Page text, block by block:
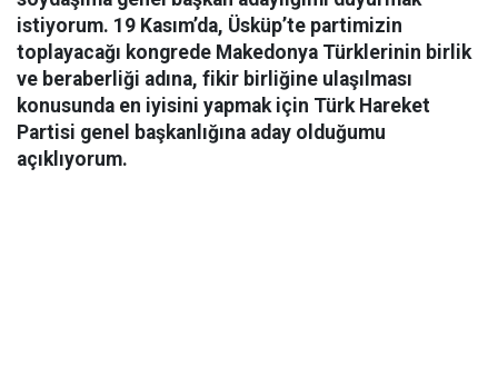
istiyorum. 19 Kasım’da, Üsküp’te partimizin
toplayacağı kongrede Makedonya Türklerinin birlik
ve beraberliği adına, fikir birliğine ulaşılması
konusunda en iyisini yapmak için Türk Hareket
Partisi genel başkanlığına aday olduğumu
açıklıyorum.